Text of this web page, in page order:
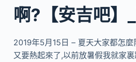
啊?【安吉吧】
2019年5月15日 – 夏天大家都怎
又要熱起來了,以前放暑假我就家